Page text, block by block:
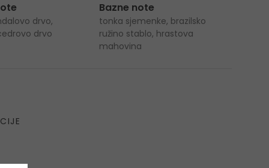
drvo,
drvo
Bazne note
tonka sjemenke, brazilsko
ružino stablo, hrastova
mahovina